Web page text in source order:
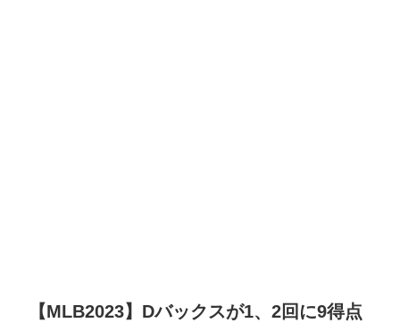
【MLB2023】Dバックスが1、2回に9得点